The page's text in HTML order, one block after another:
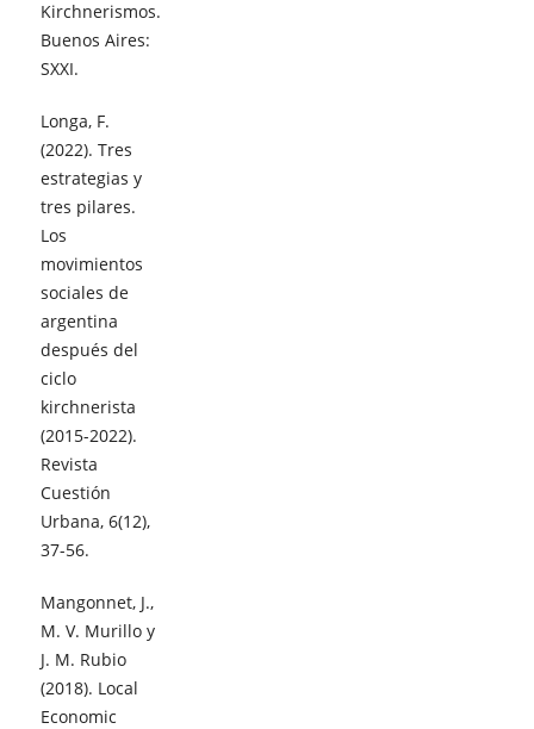
Kirchnerismos.
Buenos Aires:
SXXI.
Longa, F.
(2022). Tres
estrategias y
tres pilares.
Los
movimientos
sociales de
argentina
después del
ciclo
kirchnerista
(2015-2022).
Revista
Cuestión
Urbana, 6(12),
37-56.
Mangonnet, J.,
M. V. Murillo y
J. M. Rubio
(2018). Local
Economic